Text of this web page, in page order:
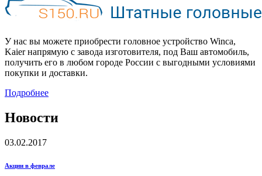
У нас вы можете приобрести головное устройство Winca,
Kaier напрямую с завода изготовителя, под Ваш автомобиль,
получить его в любом городе России с выгодными условиями
покупки и доставки.
Подробнее
Новости
03.02.2017
Акции в феврале